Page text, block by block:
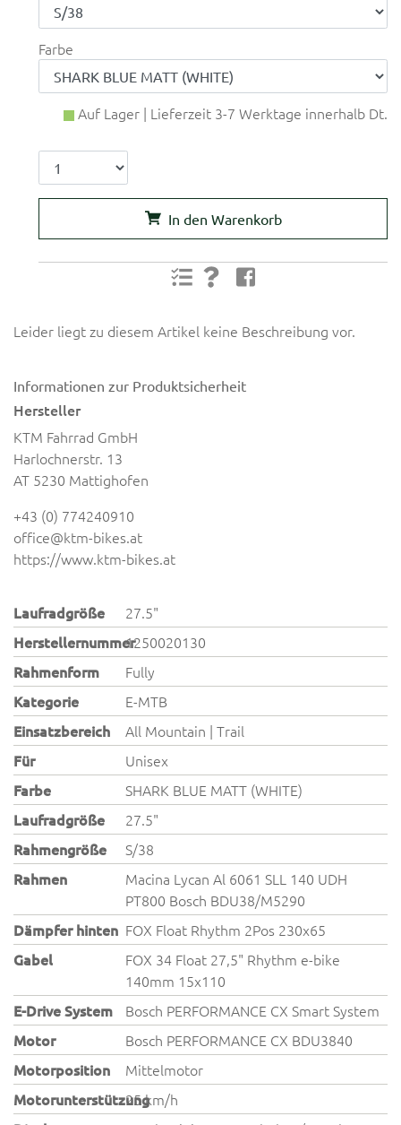
Farbe
Auf Lager | Lieferzeit 3-7 Werktage innerhalb Dt.
In den Warenkorb
Leider liegt zu diesem Artikel keine Beschreibung vor.
Informationen zur Produktsicherheit
Hersteller
KTM Fahrrad GmbH
Harlochnerstr. 13
AT 5230 Mattighofen
+43 (0) 774240910
office@ktm-bikes.at
https://www.ktm-bikes.at
Laufradgröße
27.5"
Herstellernummer1250020130
Rahmenform
Fully
Kategorie
E-MTB
Einsatzbereich
All Mountain | Trail
Für
Unisex
Farbe
SHARK BLUE MATT (WHITE)
Laufradgröße
27.5"
Rahmengröße
S/38
Rahmen
Macina Lycan Al 6061 SLL 140 UDH
PT800 Bosch BDU38/M5290
Dämpfer hinten FOX Float Rhythm 2Pos 230x65
Gabel
FOX 34 Float 27,5" Rhythm e-bike
140mm 15x110
E-Drive System
Bosch PERFORMANCE CX Smart System
Motor
Bosch PERFORMANCE CX BDU3840
Motorposition
Mittelmotor
Motorunterstützung25 km/h